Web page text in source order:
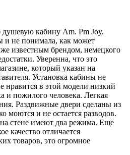
кабину Am. Pm Joy.
и не понимала, как может
известным брендом, немецкого
Уверенна, что это
который указан на
Установка кабины не
нравится в этой модели низкий
и пожилого человека. Легкая
Раздвижные двери сделаны из
моются и не остается разводов.
стене имеют два режима. Еще
качество отличается
товаров, это огромное